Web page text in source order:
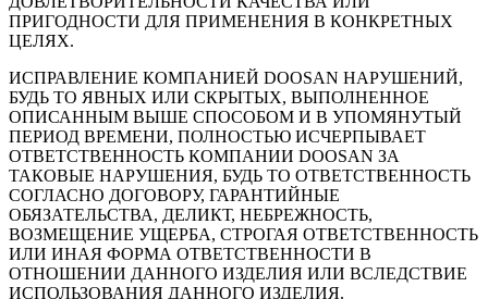
ПРИГОДНОСТИ ДЛЯ ПРИМЕНЕНИЯ В КОНКРЕТНЫХ
ЦЕЛЯХ.
ИСПРАВЛЕНИЕ КОМПАНИЕЙ DOOSAN НАРУШЕНИЙ,
БУДЬ ТО ЯВНЫХ ИЛИ СКРЫТЫХ, ВЫПОЛНЕННОЕ
ОПИСАННЫМ ВЫШЕ СПОСОБОМ И В УПОМЯНУТЫЙ
ПЕРИОД ВРЕМЕНИ, ПОЛНОСТЬЮ ИСЧЕРПЫВАЕТ
ОТВЕТСТВЕННОСТЬ КОМПАНИИ DOOSAN ЗА
ТАКОВЫЕ НАРУШЕНИЯ, БУДЬ ТО ОТВЕТСТВЕННОСТЬ
СОГЛАСНО ДОГОВОРУ, ГАРАНТИЙНЫЕ
ОБЯЗАТЕЛЬСТВА, ДЕЛИКТ, НЕБРЕЖНОСТЬ,
ВОЗМЕЩЕНИЕ УЩЕРБА, СТРОГАЯ ОТВЕТСТВЕННОСТЬ
ИЛИ ИНАЯ ФОРМА ОТВЕТСТВЕННОСТИ В
ОТНОШЕНИИ ДАННОГО ИЗДЕЛИЯ ИЛИ ВСЛЕДСТВИЕ
ИСПОЛЬЗОВАНИЯ ДАННОГО ИЗДЕЛИЯ.